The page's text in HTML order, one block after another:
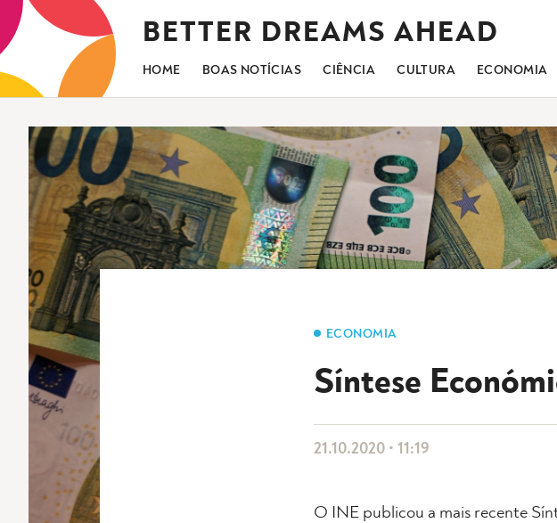
Saltar
para
o
conteúdo
BETTER DREAMS AHEAD
HOME BOAS NOTÍCIAS CIÊNCIA CULTURA ECONOMIA
ECONOMIA
Síntese
21.10.2020 • 11:19
O INE publicou a mais recente